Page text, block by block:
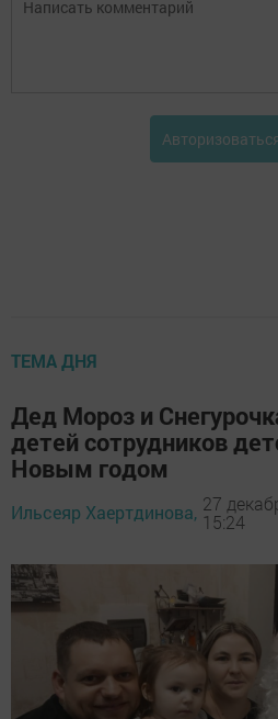
ТЕМА ДНЯ
Дед Мороз и
детей сотрудников
Новым годом
Ильсеяр Хаертдинова, 27
15:24